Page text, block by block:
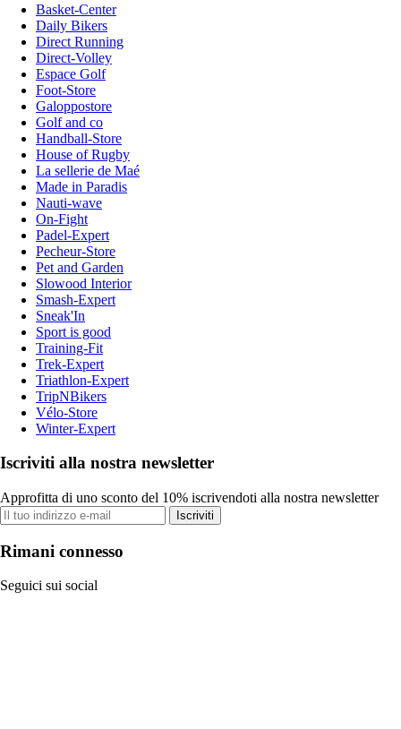
Basket-Center
Daily Bikers
Direct Running
Direct-Volley
Espace Golf
Foot-Store
Galoppostore
Golf and co
Handball-Store
House of Rugby
La sellerie de Maé
Made in Paradis
Nauti-wave
On-Fight
Padel-Expert
Pecheur-Store
Pet and Garden
Slowood Interior
Smash-Expert
Sneak'In
Sport is good
Training-Fit
Trek-Expert
Triathlon-Expert
TripNBikers
Vélo-Store
Winter-Expert
Iscriviti alla nostra newsletter
Approfitta di uno sconto del 10% iscrivendoti alla nostra newsletter
Iscriviti
Rimani connesso
Seguici sui social